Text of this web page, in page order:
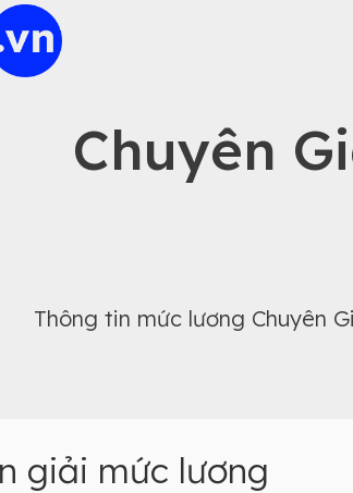
Chuyên
Thông tin mức lương Chuyên
giải mức lương